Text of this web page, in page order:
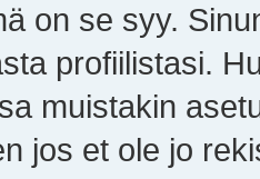
on se syy.
profiilistasi.
muistakin
jos et ole jo